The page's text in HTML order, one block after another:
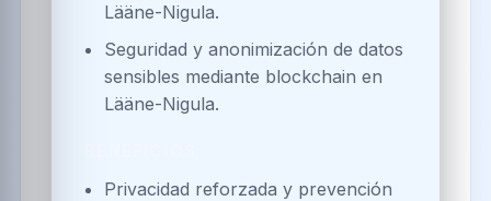
Lääne-Nigula.
Seguridad y anonimización de datos
sensibles mediante blockchain en
Lääne-Nigula.
Privacidad reforzada y prevención